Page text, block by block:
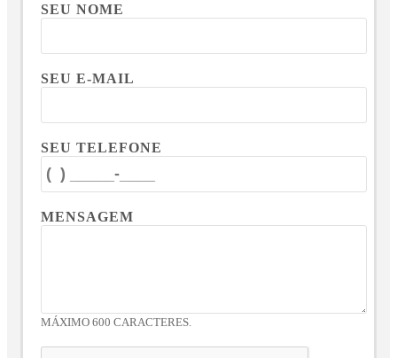
SEU NOME
SEU E-MAIL
SEU TELEFONE
MENSAGEM
MÁXIMO 600 CARACTERES.